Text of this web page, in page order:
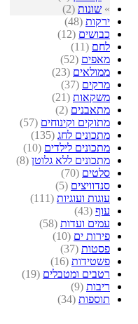
» שונות (2)
ירקות (48)
כבושים (12)
לחם (11)
מאפים (52)
ממולאים (23)
מרקים (37)
משקאות (21)
מתאבנים (2)
מתוקים וקינוחים (57)
מתכונים לחג (135)
מתכונים לילדים (10)
מתכונים ללא גלוטן (8)
סלטים (70)
סנדוויצים (5)
עוגות ועוגיות (111)
עוף (43)
עמים ועדות (58)
פירות ים (10)
פסטות (37)
פשטידות (16)
רטבים ומטבלים (19)
ריבות (9)
תוספות (34)